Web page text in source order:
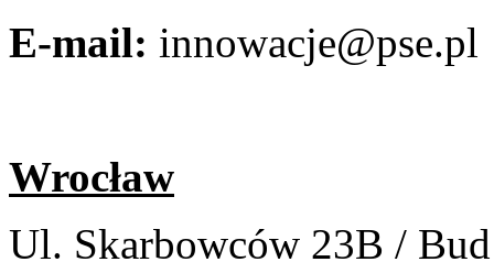
E-mail: innowacje@pse.pl
Wrocław
Ul. Skarbowców 23B /